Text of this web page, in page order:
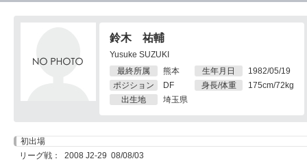
鈴木 祐輔
Yusuke SUZUKI
最終所属
熊本
ポジション
DF
出生地
埼玉県
生年月日
1982/05/19
身長/体重
175cm/72kg
初出場
リーグ戦： 2008 J2-29 08/08/03